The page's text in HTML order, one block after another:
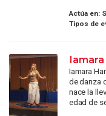
Actúa en:
Tipos de
Iamara
de danza
nace la
edad de